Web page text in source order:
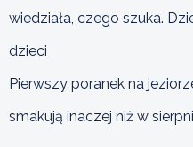
wiedziała, czego szuka.
dzieci
Pierwszy poranek na
smakują inaczej niż w